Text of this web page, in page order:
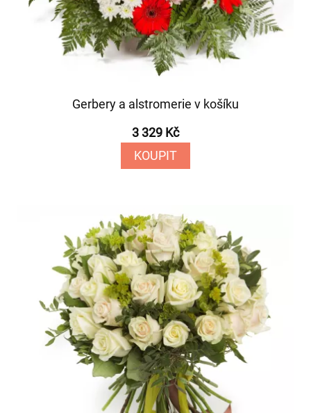
Gerbery a alstromerie v košíku
3 329 Kč
KOUPIT